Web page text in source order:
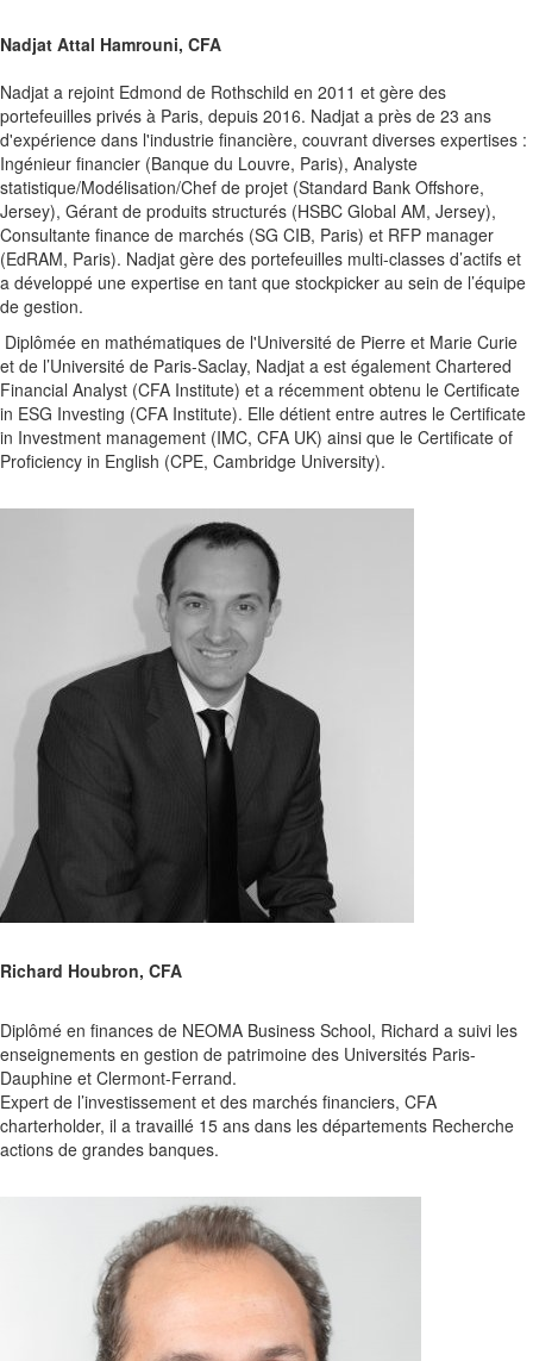
Nadjat Attal Hamrouni, CFA
Nadjat a rejoint Edmond de Rothschild en 2011 et gère des
portefeuilles privés à Paris, depuis 2016. Nadjat a près de 23 ans
d'expérience dans l'industrie financière, couvrant diverses expertises :
Ingénieur financier (Banque du Louvre, Paris), Analyste
statistique/Modélisation/Chef de projet (Standard Bank Offshore,
Jersey), Gérant de produits structurés (HSBC Global AM, Jersey),
Consultante finance de marchés (SG CIB, Paris) et RFP manager
(EdRAM, Paris). Nadjat gère des portefeuilles multi-classes d’actifs et
a développé une expertise en tant que stockpicker au sein de l’équipe
de gestion.
Diplômée en mathématiques de l'Université de Pierre et Marie Curie
et de l’Université de Paris-Saclay, Nadjat a est également Chartered
Financial Analyst (CFA Institute) et a récemment obtenu le Certificate
in ESG Investing (CFA Institute). Elle détient entre autres le Certificate
in Investment management (IMC, CFA UK) ainsi que le Certificate of
Proficiency in English (CPE, Cambridge University).
Richard Houbron, CFA
Diplômé en finances de NEOMA Business School, Richard a suivi les
enseignements en gestion de patrimoine des Universités Paris-
Dauphine et Clermont-Ferrand.
Expert de l’investissement et des marchés financiers, CFA
charterholder, il a travaillé 15 ans dans les départements Recherche
actions de grandes banques.